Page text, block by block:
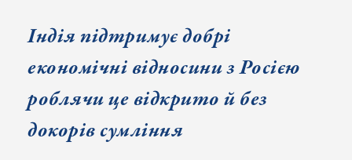
Індія підтримує добрі
економічні відносини з Росією
роблячи це відкрито й без
докорів сумління